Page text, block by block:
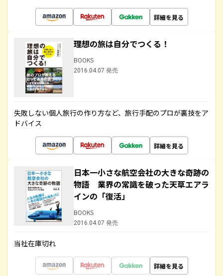
詳細を見る
理想の旅は自分でつくる！
BOOKS
2016.04.07 発売
失敗しない個人旅行の作り方など、旅行手配のプロが裏技をア
ドバイス
詳細を見る
日本一小さな航空会社の大きな奇跡の
物語 業界の常識を破った天草エアラ
インの「復活」
BOOKS
2016.04.07 発売
当社在庫切れ
詳細を見る